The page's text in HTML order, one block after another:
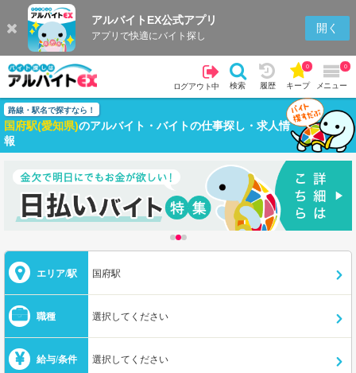
アルバイトEX公式アプリ
アプリで快適にバイト探し
開く
ログアウト中 検索 履歴 キープ
0
メニュー
0
路線・駅名で探すなら！
国府駅(愛知県)のアルバイト・バイトの仕事探し・求人情
報
エリア/駅 国府駅
職種 選択してください
給与/条件 選択してください